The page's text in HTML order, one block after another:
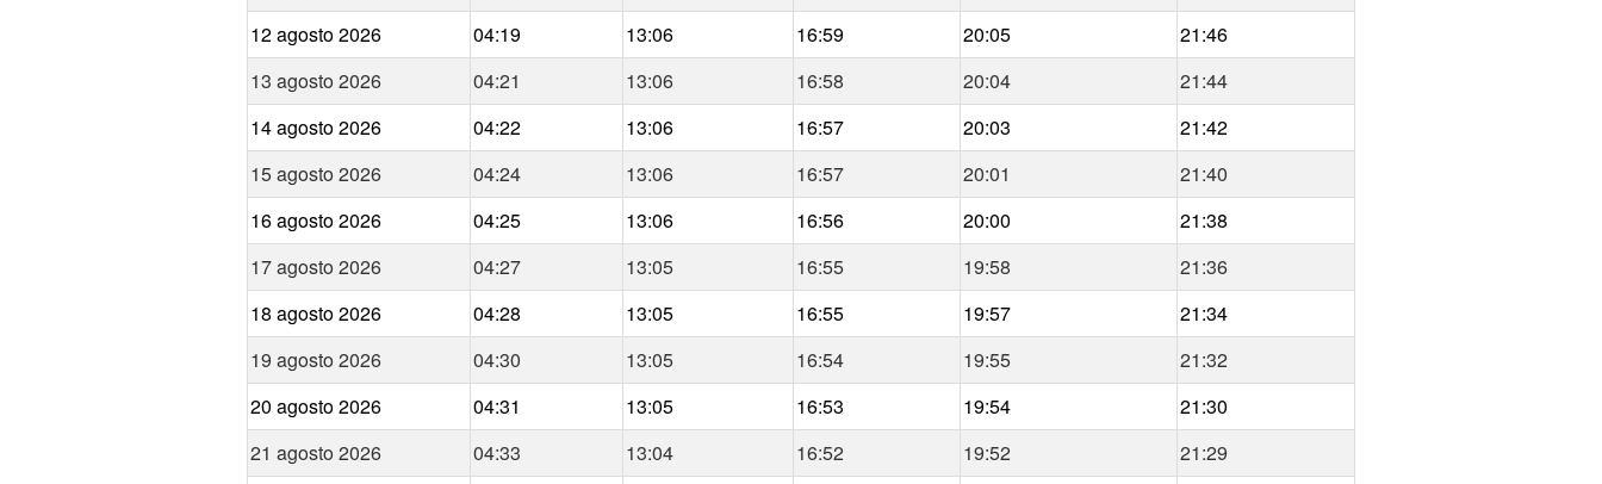
12 agosto 2026
04:19 13:06 16:59 20:05
21:46
13 agosto 2026
04:21 13:06 16:58 20:04
21:44
14 agosto 2026
04:22 13:06 16:57 20:03
21:42
15 agosto 2026
04:24 13:06 16:57 20:01
21:40
16 agosto 2026
04:25 13:06 16:56 20:00
21:38
17 agosto 2026
04:27 13:05 16:55 19:58
21:36
18 agosto 2026
04:28 13:05 16:55 19:57
21:34
19 agosto 2026
04:30 13:05 16:54 19:55
21:32
20 agosto 2026
04:31 13:05 16:53 19:54
21:30
21 agosto 2026
04:33 13:04 16:52 19:52
21:29